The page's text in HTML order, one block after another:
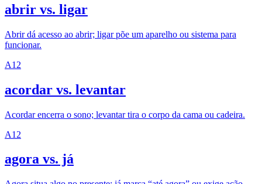
abrir vs. ligar
Abrir dá acesso ao abrir; ligar põe um aparelho ou sistema para
funcionar.
A1 2
acordar vs. levantar
Acordar encerra o sono; levantar tira o corpo da cama ou cadeira.
A1 2
agora vs. já